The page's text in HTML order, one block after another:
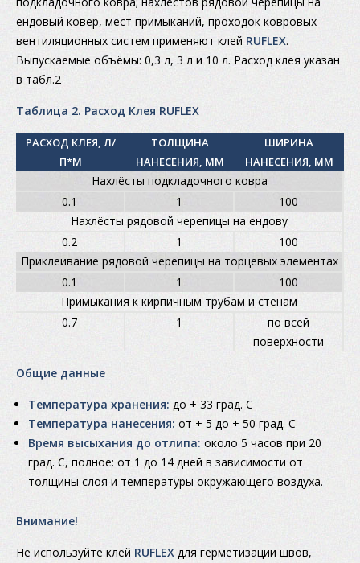
ендовый ковёр, мест примыканий, проходок ковровых
вентиляционных систем применяют клей RUFLEX.
Выпускаемые объёмы: 0,3 л, 3 л и 10 л. Расход клея указан
в табл.2
Таблица 2. Расход Клея RUFLEX
РАСХОД КЛЕЯ, Л/
П*М
ТОЛЩИНА
НАНЕСЕНИЯ, ММ
ШИРИНА
НАНЕСЕНИЯ, ММ
Нахлёсты подкладочного ковра
0.1
1
100
Нахлёсты рядовой черепицы на ендову
0.2
1
100
Приклеивание рядовой черепицы на торцевых элементах
0.1
1
100
Примыкания к кирпичным трубам и стенам
0.7
1
по всей
поверхности
Общие данные
Температура хранения: до + 33 град. С
Температура нанесения: от + 5 до + 50 град. С
Время высыхания до отлипа: около 5 часов при 20
град. С, полное: от 1 до 14 дней в зависимости от
толщины слоя и температуры окружающего воздуха.
Внимание!
Не используйте клей RUFLEX для герметизации швов,